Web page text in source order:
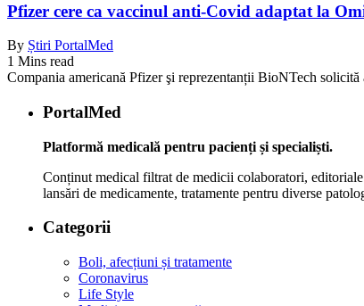
Pfizer cere ca vaccinul anti-Covid adaptat la
By Știri PortalMed
1 Mins read
Compania americană Pfizer şi reprezentanții BioNTech
PortalMed
Platformă medicală pentru pacienți și specialiști.
Conținut medical filtrat de medicii colaboratori,
lansări de medicamente, tratamente pentru diverse
Categorii
Boli, afecțiuni și tratamente
Coronavirus
Life Style